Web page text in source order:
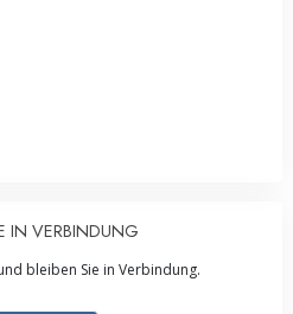
IN VERBINDUNG
bleiben Sie in Verbindung.